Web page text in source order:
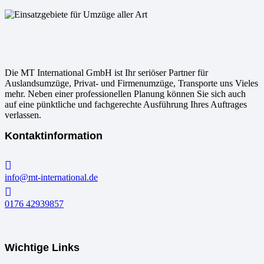
Die MT International GmbH ist Ihr seriöser Partner für
Auslandsumzüge, Privat- und Firmenumzüge, Transporte uns Vieles
mehr. Neben einer professionellen Planung können Sie sich auch
auf eine pünktliche und fachgerechte Ausführung Ihres Auftrages
verlassen.
Kontaktinformation
info@mt-international.de
0176 42939857
Wichtige Links